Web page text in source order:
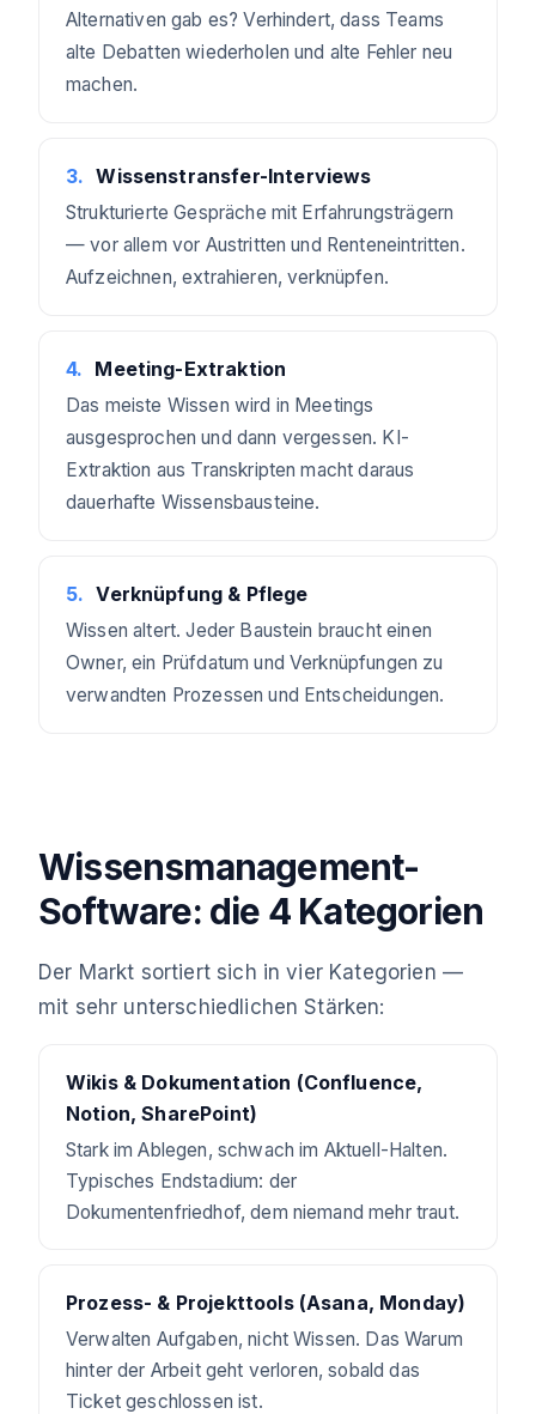
Alternativen gab es? Verhindert, dass Teams
alte Debatten wiederholen und alte Fehler neu
machen.
3. Wissenstransfer-Interviews
Strukturierte Gespräche mit Erfahrungsträgern
— vor allem vor Austritten und Renteneintritten.
Aufzeichnen, extrahieren, verknüpfen.
4. Meeting-Extraktion
Das meiste Wissen wird in Meetings
ausgesprochen und dann vergessen. KI-
Extraktion aus Transkripten macht daraus
dauerhafte Wissensbausteine.
5. Verknüpfung & Pflege
Wissen altert. Jeder Baustein braucht einen
Owner, ein Prüfdatum und Verknüpfungen zu
verwandten Prozessen und Entscheidungen.
Wissensmanagement-
Software: die 4 Kategorien
Der Markt sortiert sich in vier Kategorien —
mit sehr unterschiedlichen Stärken:
Wikis & Dokumentation (Confluence,
Notion, SharePoint)
Stark im Ablegen, schwach im Aktuell-Halten.
Typisches Endstadium: der
Dokumentenfriedhof, dem niemand mehr traut.
Prozess- & Projekttools (Asana, Monday)
Verwalten Aufgaben, nicht Wissen. Das Warum
hinter der Arbeit geht verloren, sobald das
Ticket geschlossen ist.